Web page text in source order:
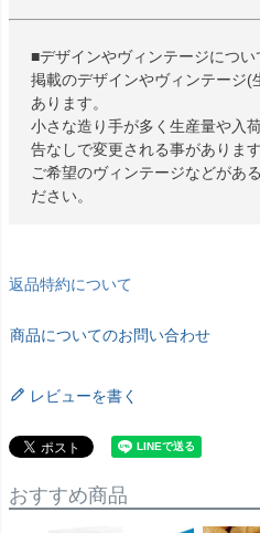
■デザインやヴィンテージについ
掲載のデザインやヴィンテージ(
あります。
小さな造り手が多く生産量や入
告なしで変更される事があります
ご希望のヴィンテージなどがあ
ださい。
返品特約について
商品についてのお問い合わせ
レビューを書く
おすすめ商品